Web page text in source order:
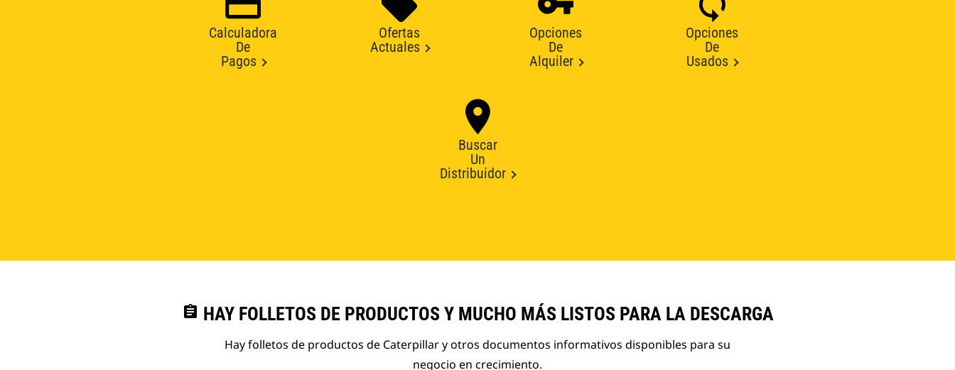
Calculadora
De
Pagos
Ofertas
Actuales
Opciones
De
Alquiler
Opciones
De
Usados
Buscar
Un
Distribuidor
assignment HAY FOLLETOS DE PRODUCTOS Y MUCHO MÁS LISTOS PARA LA DESCARGA
Hay folletos de productos de Caterpillar y otros documentos informativos disponibles para su
negocio en crecimiento.